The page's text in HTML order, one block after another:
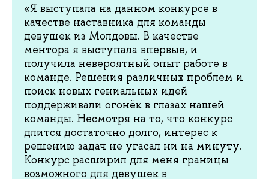
«Я выступала на данном конкурсе в
качестве наставника для команды
девушек из Молдовы. В качестве
ментора я выступала впервые, и
получила невероятный опыт работе в
команде. Решения различных проблем и
поиск новых гениальных идей
поддерживали огонёк в глазах нашей
команды. Несмотря на то, что конкурс
длится достаточно долго, интерес к
решению задач не угасал ни на минуту.
Конкурс расширил для меня границы
возможного для девушек в